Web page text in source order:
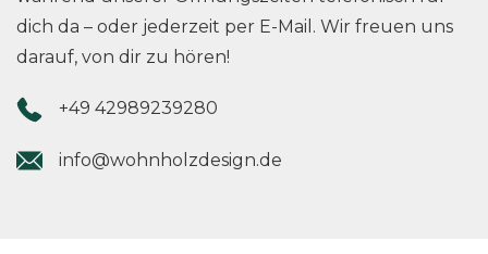
dich da – oder jederzeit per E-Mail. Wir freuen uns
darauf, von dir zu hören!
+49 42989239280
info@wohnholzdesign.de